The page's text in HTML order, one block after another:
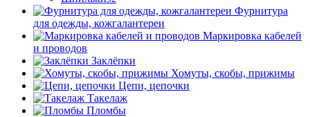
Фурнитура
для одежды, кожгалантереи
Маркировка кабелей
и проводов
Заклёпки
Хомуты, скобы, прижимы
Цепи, цепочки
Такелаж
Пломбы